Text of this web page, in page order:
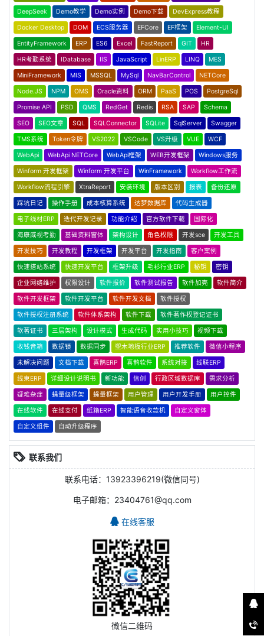
DeepSeek Demo教学 Demo实例 Demo下载 DevExpress教程
Docker Desktop DOM ECS服务器 EFCore EF框架 Element-UI
EntityFramework ERP ES6 Excel FastReport GIT HR
HR考勤系统 IDatabase IIS JavaScript LinERP LINQ MES
MiniFramework MIS MSSQL MySql NavBarControl NETCore
Node.JS NPM OMS Oracle资料 ORM PaaS POS PostgreSql
Promise API PSD QMS RedGet Redis RSA SAP Schema
SEO SEO文章 SQL SQLConnector SQLite SqlServer Swagger
TMS系统 Token令牌 VS2022 VSCode VS升级 VUE WCF
WebApi WebApi NETCore WebApi框架 WEB开发框架 Windows服务
Winform 开发框架 Winform 开发平台 WinFramework Workflow工作流
Workflow流程引擎 XtraReport 安装环境 版本区别 报表 备份还原
踩坑日记 操作手册 成本核算系统 达梦数据库 代码生成器
电子线材ERP 迭代开发记录 功能介绍 官方软件下载 国际化
海康威视考勤 基础资料窗体 架构设计 角色权限 开发sce 开发工具
开发技巧 开发教程 开发框架 开发平台 开发指南 客户案例
快速搭站系统 快速开发平台 框架升级 毛衫行业ERP 秘钥 密钥
企业网络维护 权限设计 软件报价 软件测试报告 软件加壳 软件简介
软件开发框架 软件开发平台 软件开发文档 软件授权
软件授权注册系统 软件体系架构 软件下载 软件著作权登记证书
软著证书 三层架构 设计模式 生成代码 实用小技巧 视频下载
收钱音箱 数据锁 数据同步 塑木地板行业ERP 推荐软件 微信小程序
未解决问题 文档下载 喜鹊ERP 喜鹊软件 系统对接 线联ERP
线束ERP 详细设计说明书 新功能 信创 行政区域数据库 需求分析
疑难杂症 蝇量级框架 蝇量框架 用户管理 用户开发手册 用户控件
在线软件 在线支付 纸箱ERP 智能语音收款机 自定义窗体
自定义组件 自动升级程序
联系我们
联系电话：13923396219(微信同号)
电子邮箱：23404761@qq.com
在线客服
微信二维码